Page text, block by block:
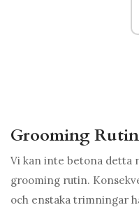
Grooming
Vi kan inte betona detta
grooming rutin.
och enstaka trimningar